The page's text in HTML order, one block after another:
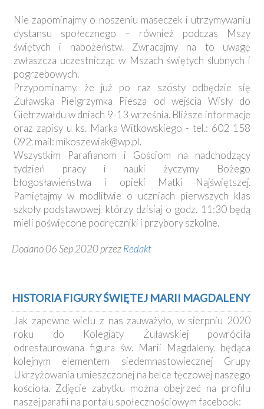
Nie zapominajmy o noszeniu maseczek i utrzymywaniu
dystansu społecznego – również podczas Mszy
świętych i nabożeństw. Zwracajmy na to uwagę
zwłaszcza uczestnicząc w Mszach świętych ślubnych i
pogrzebowych.
Przypominamy, że już po raz szósty odbędzie się
Żuławska Pielgrzymka Piesza od wejścia Wisły do
Gietrzwałdu w dniach 9-13 września. Bliższe informacje
oraz zapisy u ks. Marka Witkowskiego - tel.: 602 158
092; mail: mikoszewiak@wp.pl.
Wszystkim Parafianom i Gościom na nadchodzący
tydzień pracy i nauki życzymy Bożego
błogosławieństwa i opieki Matki Najświętszej.
Pamiętajmy w modlitwie o uczniach pierwszych klas
szkoły podstawowej, którzy dzisiaj o godz. 11:30 będą
mieli poświęcone podręczniki i przybory szkolne.
Dodano 06 Sep 2020 przezRedakt
HISTORIA FIGURY ŚWIĘTEJ MARII MAGDALENY
Jak zapewne wielu z nas zauważyło, w sierpniu 2020
roku do Kolegiaty Żuławskiej powróciła
odrestaurowana figura św. Marii Magdaleny, będąca
kolejnym elementem siedemnastowiecznej Grupy
Ukrzyżowania umieszczonej na belce tęczowej naszego
kościoła. Zdjęcie zabytku można obejrzeć na profilu
naszej parafii na portalu społecznościowym facebook: